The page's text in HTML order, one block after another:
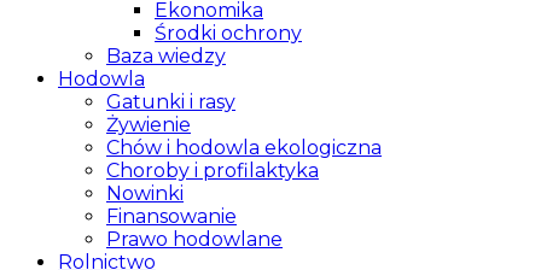
Ekonomika
Środki ochrony
Baza wiedzy
Hodowla
Gatunki i rasy
Żywienie
Chów i hodowla ekologiczna
Choroby i profilaktyka
Nowinki
Finansowanie
Prawo hodowlane
Rolnictwo